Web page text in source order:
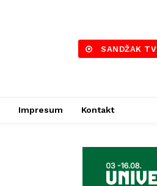
SANDŽAK TV
Impresum Kontakt